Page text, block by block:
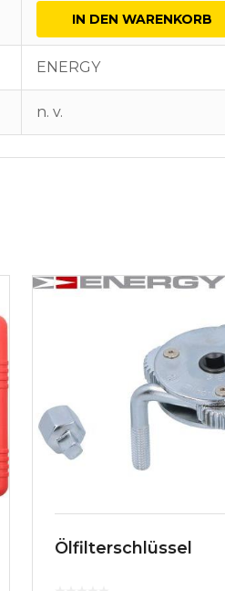
IN DEN WARENKORB
ENERGY
n. v.
Ölfilterschlüssel